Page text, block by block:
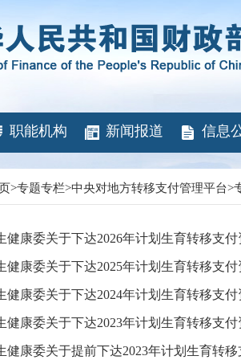
职能机构 新闻报道 信息
>专题专栏>中央对地方转移支付管理平台>
健康委关于下达2026年计划生育转移支
健康委关于下达2025年计划生育转移支
健康委关于下达2024年计划生育转移支
健康委关于下达2023年计划生育转移支
健康委关于提前下达2023年计划生育转